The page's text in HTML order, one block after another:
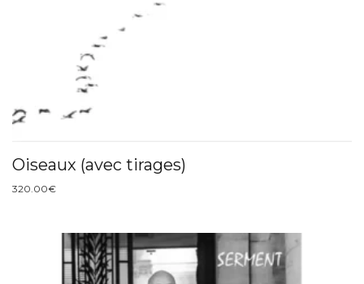
Oiseaux (avec tirages)
320.00€